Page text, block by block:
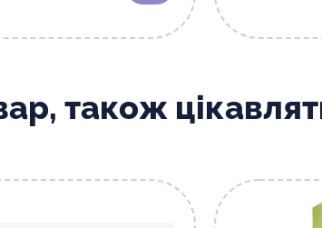
також